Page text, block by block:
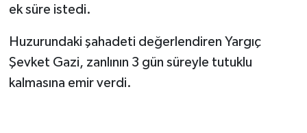
ek süre istedi.
Huzurundaki şahadeti değerlendiren Yargıç
Şevket Gazi, zanlının 3 gün süreyle tutuklu
kalmasına emir verdi.